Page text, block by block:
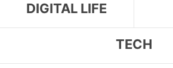
DIGITAL LIFE
TECH